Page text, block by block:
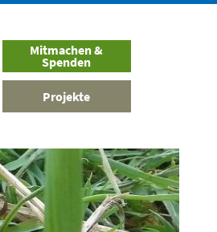
Mitmachen &
Spenden
Projekte